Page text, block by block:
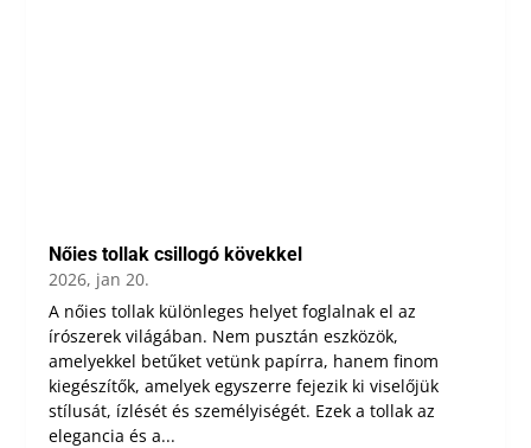
Nőies tollak csillogó kövekkel
2026, jan 20.
A nőies tollak különleges helyet foglalnak el az
írószerek világában. Nem pusztán eszközök,
amelyekkel betűket vetünk papírra, hanem finom
kiegészítők, amelyek egyszerre fejezik ki viselőjük
stílusát, ízlését és személyiségét. Ezek a tollak az
elegancia és a...